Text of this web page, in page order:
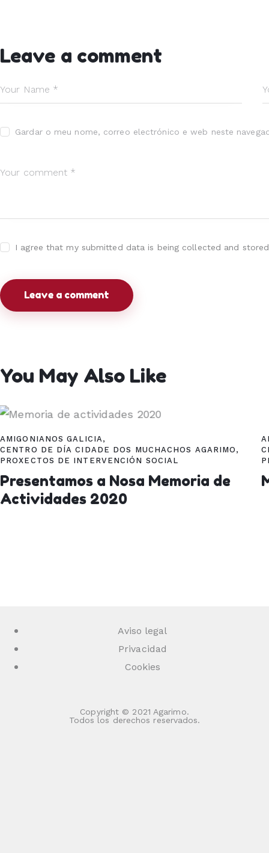
Leave a comment
Gardar o meu nome, correo electrónico e web neste
I agree that my submitted data is being collected and
You May Also Like
AMIGONIANOS GALICIA ,
CENTRO DE DÍA CIDADE DOS MUCHACHOS AGARIMO ,
PROXECTOS DE INTERVENCIÓN SOCIAL
Presentamos a Nosa Memoria de
Actividades 2020
Copyright © 2021 Agarimo.
Todos los derechos reservados.
Aviso legal
Privacidad
Cookies